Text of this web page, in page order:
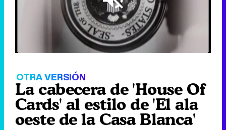
Unmute /
Loaded:
77.88%
OTRA VERSIÓN
La cabecera de 'House Of
Cards' al estilo de 'El ala
oeste de la Casa Blanca'